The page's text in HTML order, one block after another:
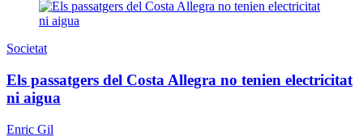
Societat
Els passatgers del Costa Allegra no tenien electricitat
ni aigua
Enric Gil